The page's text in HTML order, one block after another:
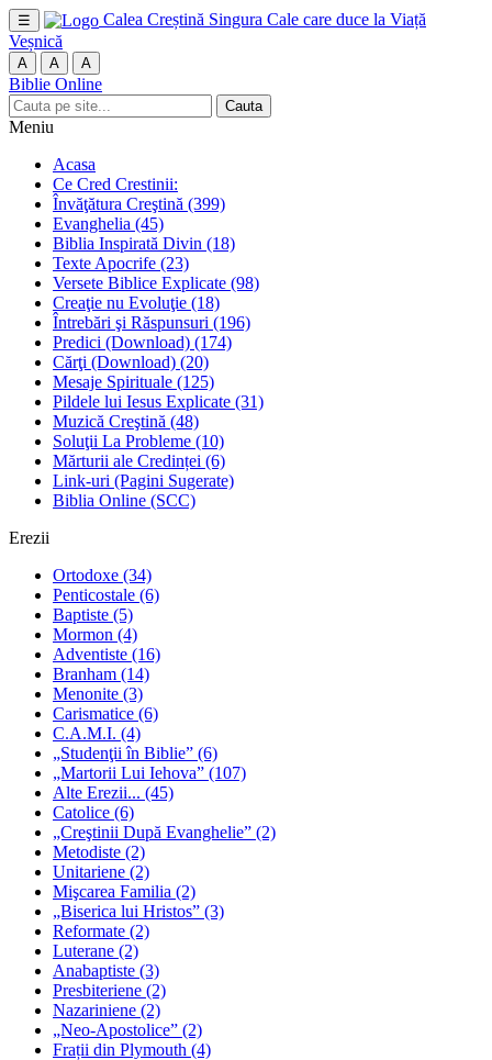
☰ Calea Creștină Singura Cale care duce la Viață
Veșnică
A A A
Biblie Online
Cauta
Meniu
Acasa
Ce Cred Crestinii:
Învăţătura Creştină (399)
Evanghelia (45)
Biblia Inspirată Divin (18)
Texte Apocrife (23)
Versete Biblice Explicate (98)
Creaţie nu Evoluţie (18)
Întrebări şi Răspunsuri (196)
Predici (Download) (174)
Cărţi (Download) (20)
Mesaje Spirituale (125)
Pildele lui Iesus Explicate (31)
Muzică Creştină (48)
Soluţii La Probleme (10)
Mărturii ale Credinței (6)
Link-uri (Pagini Sugerate)
Biblia Online (SCC)
Erezii
Ortodoxe (34)
Penticostale (6)
Baptiste (5)
Mormon (4)
Adventiste (16)
Branham (14)
Menonite (3)
Carismatice (6)
C.A.M.I. (4)
„Studenţii în Biblie” (6)
„Martorii Lui Iehova” (107)
Alte Erezii... (45)
Catolice (6)
„Creştinii După Evanghelie” (2)
Metodiste (2)
Unitariene (2)
Mişcarea Familia (2)
„Biserica lui Hristos” (3)
Reformate (2)
Luterane (2)
Anabaptiste (3)
Presbiteriene (2)
Nazariniene (2)
„Neo-Apostolice” (2)
Frații din Plymouth (4)